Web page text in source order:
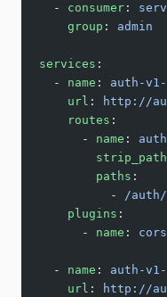
  -
consumer :
    group
: admin
services :
  -
name : auth-v1-
    url
:
http://
    routes
:
      -
name :
        strip_path
        paths
:
          -
/
    plugins
:
      -
name : cors
  -
name : auth-
    url
:
http://